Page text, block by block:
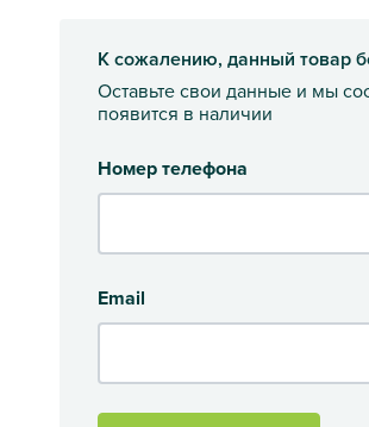
К сожалению, данный товар
Оставьте свои данные и мы
появится в наличии
Номер телефона
Email